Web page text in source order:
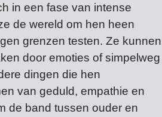
in een fase van intense
de wereld om hen heen
grenzen testen. Ze kunnen
door emoties of simpelweg
dingen die hen
van geduld, empathie en
de band tussen ouder en